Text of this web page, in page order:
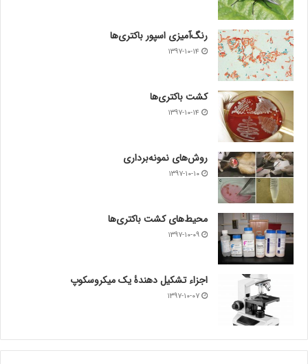
رنگ‌آمیزی اسپور باکتری‌ها
۱۳۹۷-۱۰-۱۴
کشت باکتری‌ها
۱۳۹۷-۱۰-۱۴
روش‌های نمونه‌برداری
۱۳۹۷-۱۰-۱۰
محیط‌های کشت باکتری‌ها
۱۳۹۷-۱۰-۰۹
اجزاء تشکیل دهندۀ یک میکروسکوپ
۱۳۹۷-۱۰-۰۷